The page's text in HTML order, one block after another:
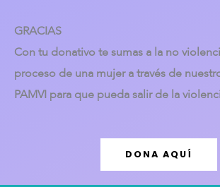
GRACIAS
Con tu donativo te sumas a la no
proceso de una mujer a través de
PAMVI para que pueda salir de la
DONA AQUÍ